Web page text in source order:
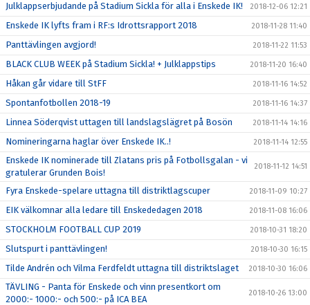
Julklappserbjudande på Stadium Sickla för alla i Enskede IK! 2018-12-06 12:21
Enskede IK lyfts fram i RF:s Idrottsrapport 2018 2018-11-28 11:40
Panttävlingen avgjord! 2018-11-22 11:53
BLACK CLUB WEEK på Stadium Sickla! + Julklappstips 2018-11-20 16:40
Håkan går vidare till StFF 2018-11-16 14:52
Spontanfotbollen 2018-19 2018-11-16 14:37
Linnea Söderqvist uttagen till landslagslägret på Bosön 2018-11-14 14:16
Nomineringarna haglar över Enskede IK..! 2018-11-14 12:55
Enskede IK nominerade till Zlatans pris på Fotbollsgalan - vi
gratulerar Grunden Bois!
2018-11-12 14:51
Fyra Enskede-spelare uttagna till distriktlagscuper 2018-11-09 10:27
EIK välkomnar alla ledare till Enskededagen 2018 2018-11-08 16:06
STOCKHOLM FOOTBALL CUP 2019 2018-10-31 18:20
Slutspurt i panttävlingen! 2018-10-30 16:15
Tilde Andrén och Vilma Ferdfeldt uttagna till distriktslaget 2018-10-30 16:06
TÄVLING - Panta för Enskede och vinn presentkort om
2000:- 1000:- och 500:- på ICA BEA
2018-10-26 13:00